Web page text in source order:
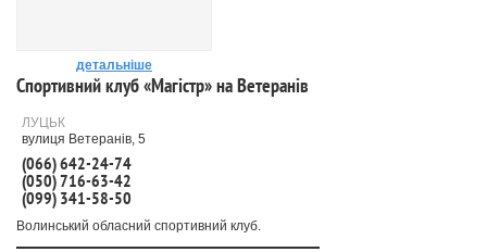
детальніше
Спортивний клуб «Магістр» на Ветеранів
ЛУЦЬК
вулиця Ветеранів, 5
(066) 642-24-74
(050) 716-63-42
(099) 341-58-50
Волинський обласний спортивний клуб.